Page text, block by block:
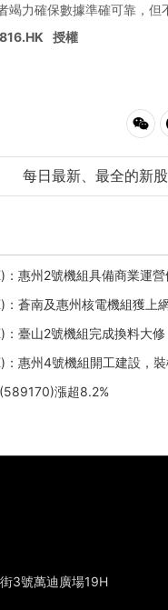
竭力確保數據準確可靠，
授權
每日最新、最全的新
惠州2號機組具備商業運
蒼南及惠州核電機組獲
臺山2號機組完成換料大
惠州4號機組開工建設，
漲超8.2%
3號萬迪廣場19H